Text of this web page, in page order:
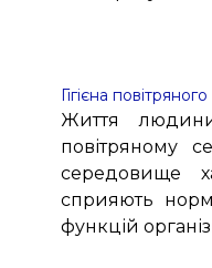
Гігієна
Життя
повітряному
середовище
сприяють
функцій